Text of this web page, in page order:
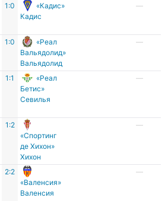
1:0
«Кадис»
Кадис
—
1:0
«Реал
Вальядолид»
Вальядолид
—
1:1
«Реал
Бетис»
Севилья
—
1:2
«Спортинг
де Хихон»
Хихон
—
2:2
«Валенсия»
Валенсия
—